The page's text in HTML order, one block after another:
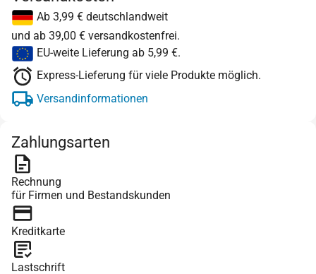
Ab 3,99 € deutschlandweit
und ab 39,00 € versandkostenfrei.
EU-weite Lieferung ab 5,99 €.
Express-Lieferung für viele Produkte möglich.
Versandinformationen
Zahlungsarten
Rechnung
für Firmen und Bestandskunden
Kreditkarte
Lastschrift